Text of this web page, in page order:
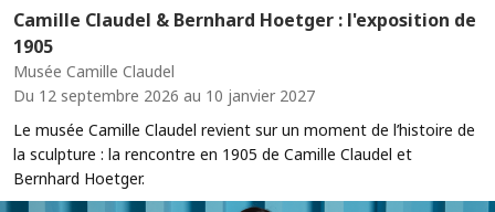
Camille Claudel & Bernhard Hoetger : l'exposition de
1905
Musée Camille Claudel
Du 12 septembre 2026 au 10 janvier 2027
Le musée Camille Claudel revient sur un moment de l’histoire de
la sculpture : la rencontre en 1905 de Camille Claudel et
Bernhard Hoetger.